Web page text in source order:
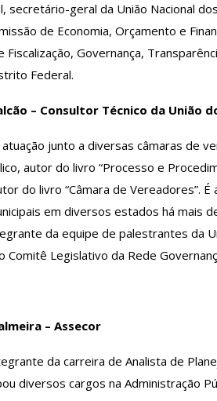
secretário-geral da União Nacional
de Economia, Orçamento e
Fiscalização, Governança,
Federal.
– Consultor Técnico da União
junto a diversas câmaras de
autor do livro “Processo e
do livro “Câmara de Vereadores”.
em diversos estados há mais
da equipe de palestrantes da
Comitê Legislativo da Rede
– Assecor
da carreira de Analista de
diversos cargos na Administração